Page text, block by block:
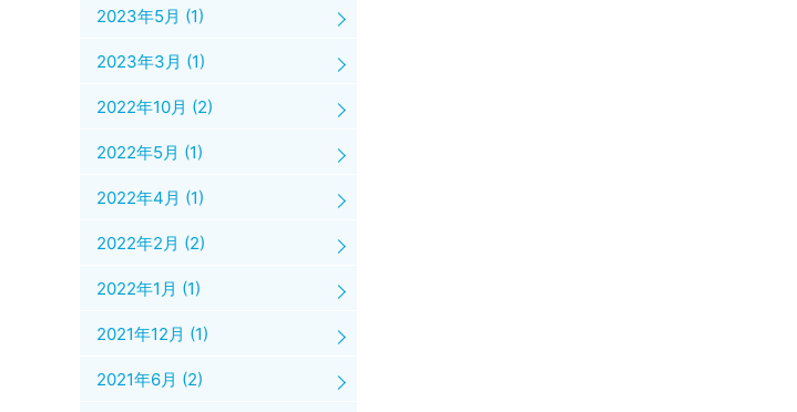
2023年5月 (1)
2023年3月 (1)
2022年10月 (2)
2022年5月 (1)
2022年4月 (1)
2022年2月 (2)
2022年1月 (1)
2021年12月 (1)
2021年6月 (2)